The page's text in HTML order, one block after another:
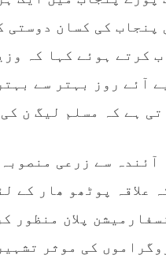
پنجاب کی کسان
کرتے ہوئے کہا کہ
آئے روز بہتر سے
ہے کہ مسلم لیگ ن
آئندہ سے زرعی
علاقہ پوٹھو ھار کے
پلان منظور
کی موثر